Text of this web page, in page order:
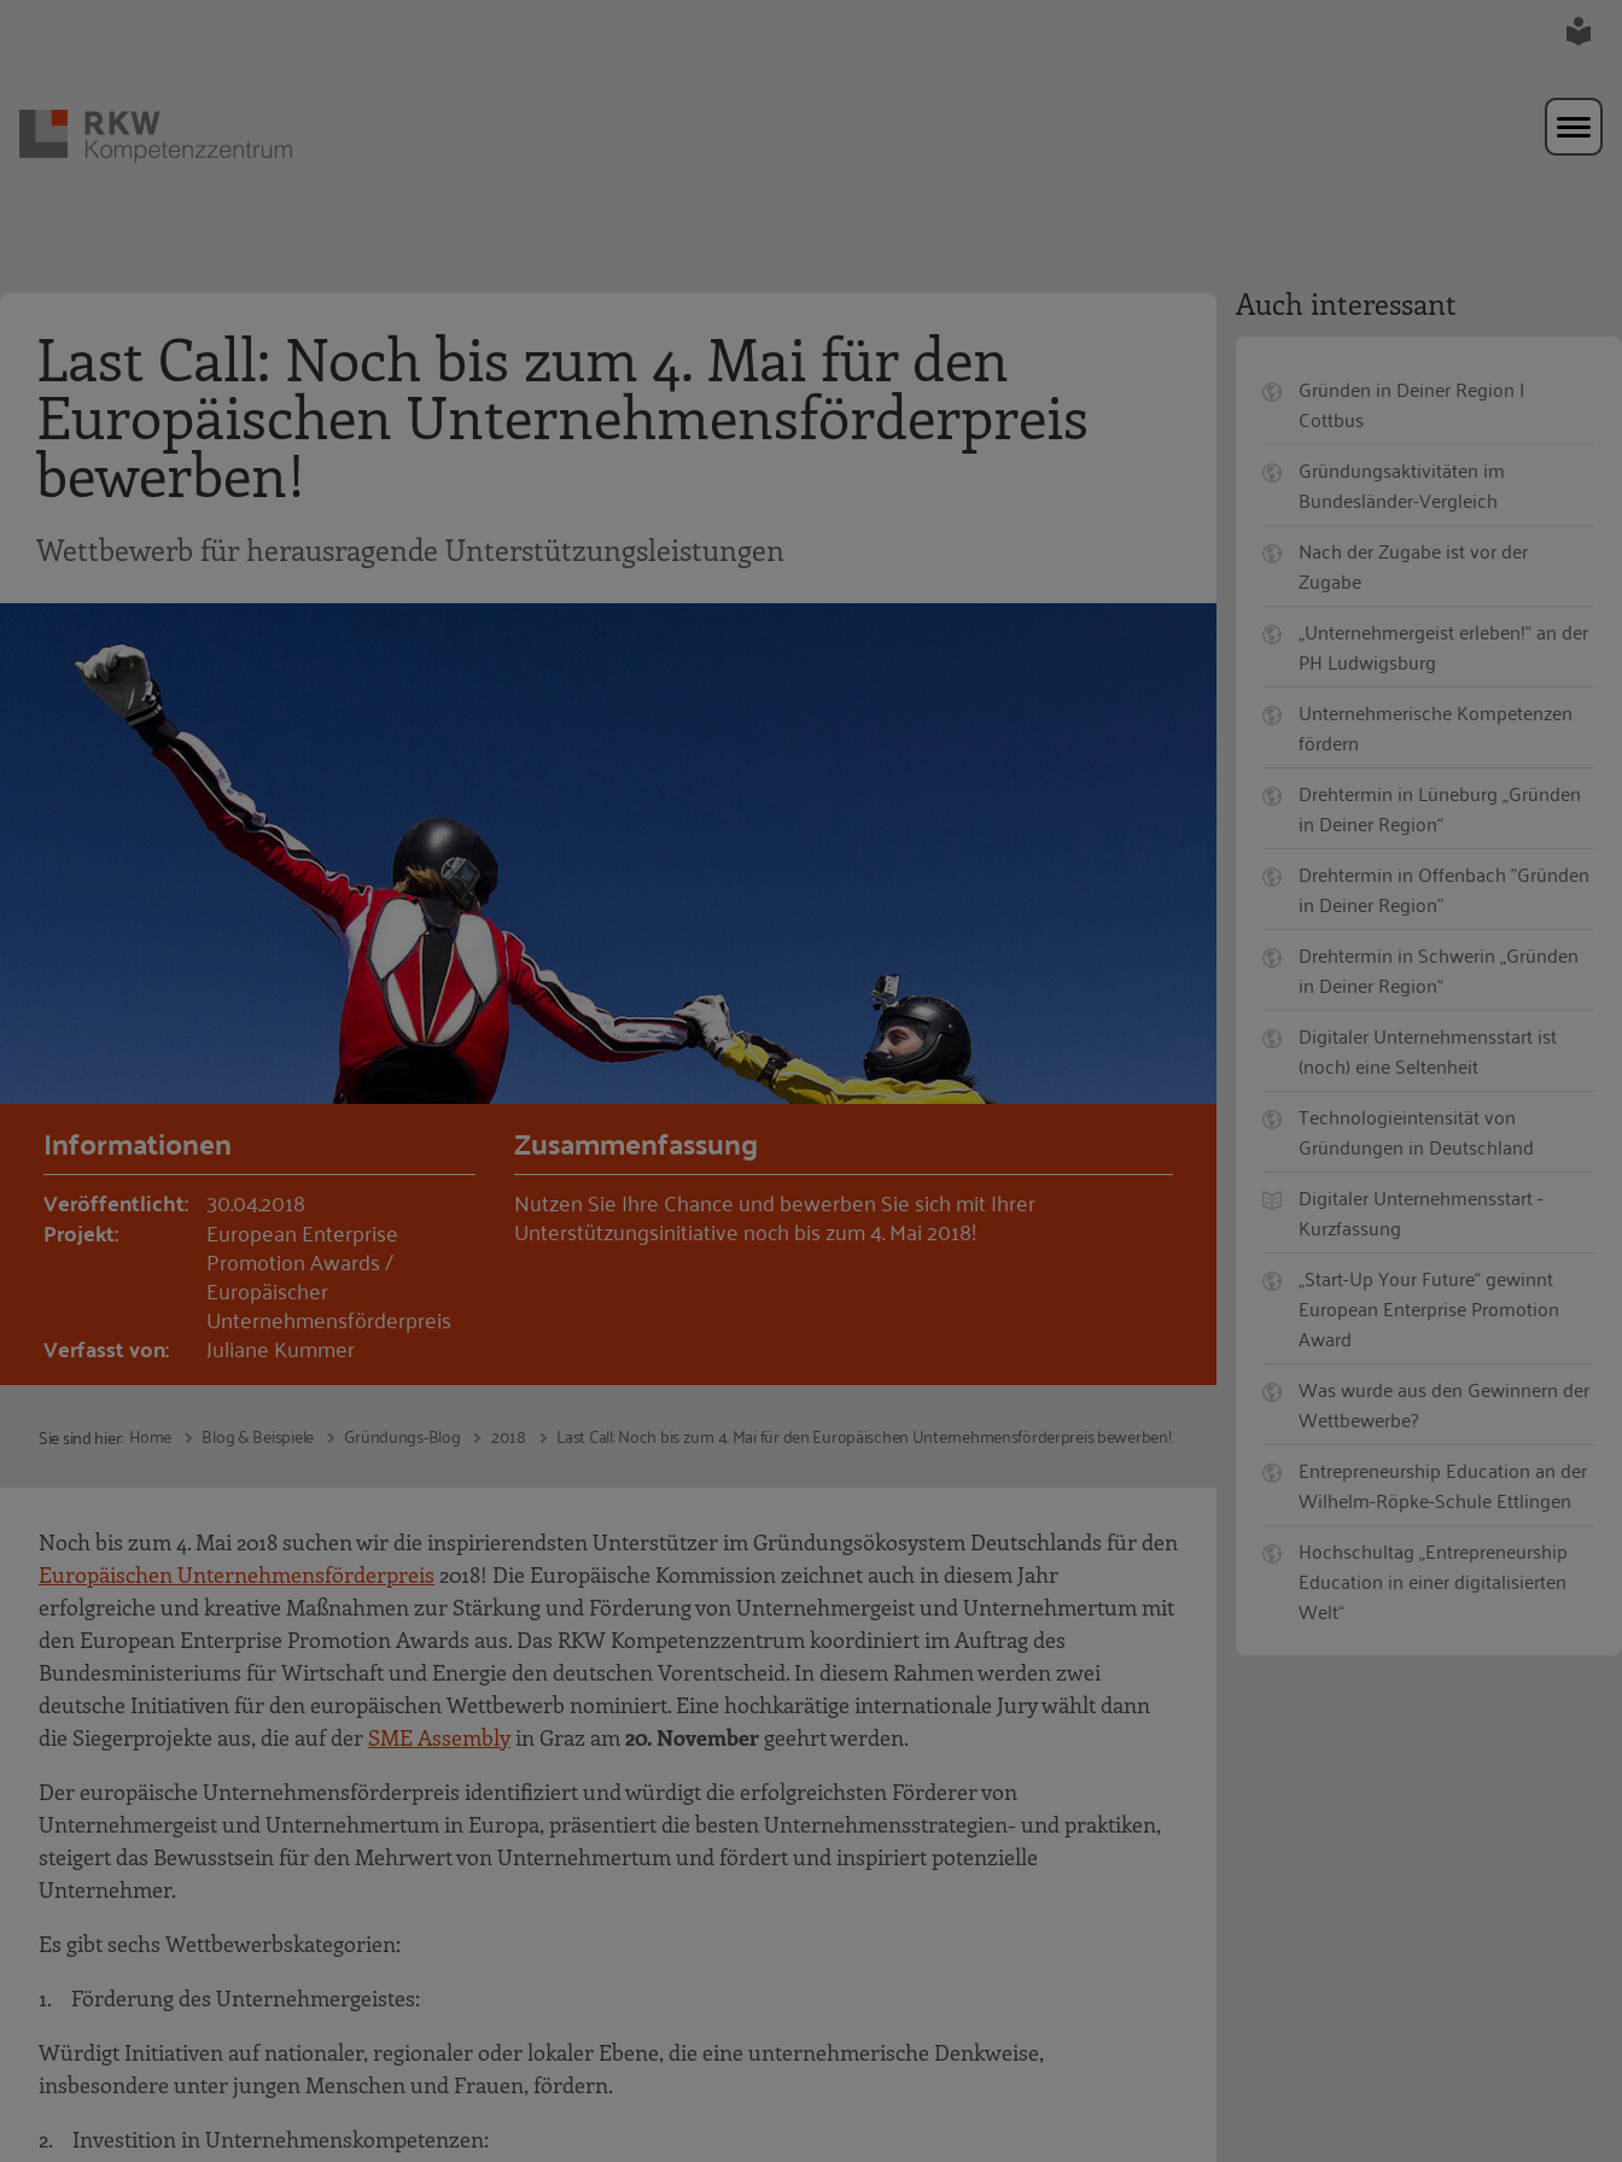
Last Call: Noch bis zum 4. Mai für den
Europäischen Unternehmensförderpreis
bewerben!
Wettbewerb für herausragende Unterstützungsleistungen
Informationen
Veröffentlicht: 30.04.2018
Projekt: European Enterprise
Promotion Awards /
Europäischer
Unternehmensförderpreis
Verfasst von: Juliane Kummer
Zusammenfassung
Nutzen Sie Ihre Chance und bewerben Sie sich mit Ihrer
Unterstützungsinitiative noch bis zum 4. Mai 2018!
Sie sind hier: Home Blog & Beispiele Gründungs-Blog 2018 Last Call: Noch bis zum 4. Mai für den Europäischen Unternehmensförderpreis bewerben!
Noch bis zum 4. Mai 2018 suchen wir die inspirierendsten Unterstützer im Gründungsökosystem Deutschlands für den
Europäischen Unternehmensförderpreis 2018! Die Europäische Kommission zeichnet auch in diesem Jahr
erfolgreiche und kreative Maßnahmen zur Stärkung und Förderung von Unternehmergeist und Unternehmertum mit
den European Enterprise Promotion Awards aus. Das RKW Kompetenzzentrum koordiniert im Auftrag des
Bundesministeriums für Wirtschaft und Energie den deutschen Vorentscheid. In diesem Rahmen werden zwei
deutsche Initiativen für den europäischen Wettbewerb nominiert. Eine hochkarätige internationale Jury wählt dann
die Siegerprojekte aus, die auf der SME Assemblyin Graz am20. November geehrt werden.
Der europäische Unternehmensförderpreis identifiziert und würdigt die erfolgreichsten Förderer von
Unternehmergeist und Unternehmertum in Europa, präsentiert die besten Unternehmensstrategien- und praktiken,
steigert das Bewusstsein für den Mehrwert von Unternehmertum und fördert und inspiriert potenzielle
Unternehmer.
Es gibt sechs Wettbewerbskategorien:
1. Förderung des Unternehmergeistes:
Würdigt Initiativen auf nationaler, regionaler oder lokaler Ebene, die eine unternehmerische Denkweise,
insbesondere unter jungen Menschen und Frauen, fördern.
2. Investition in Unternehmenskompetenzen:
Auch interessant
Gründen in Deiner Region |
Cottbus
Gründungsaktivitäten im
Bundesländer-Vergleich
Nach der Zugabe ist vor der
Zugabe
„Unternehmergeist erleben!“ an der
PH Ludwigsburg
Unternehmerische Kompetenzen
fördern
Drehtermin in Lüneburg „Gründen
in Deiner Region“
Drehtermin in Offenbach "Gründen
in Deiner Region"
Drehtermin in Schwerin „Gründen
in Deiner Region“
Digitaler Unternehmensstart ist
(noch) eine Seltenheit
Technologieintensität von
Gründungen in Deutschland
Digitaler Unternehmensstart -
Kurzfassung
„Start-Up Your Future“ gewinnt
European Enterprise Promotion
Award
Was wurde aus den Gewinnern der
Wettbewerbe?
Entrepreneurship Education an der
Wilhelm-Röpke-Schule Ettlingen
Hochschultag „Entrepreneurship
Education in einer digitalisierten
Welt“